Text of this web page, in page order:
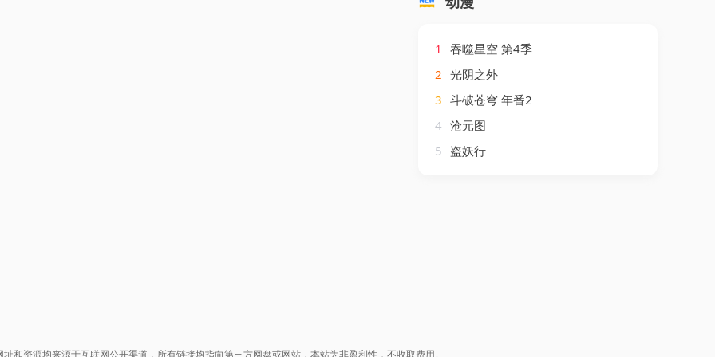
1
吞噬星空 第4季
2 光阴之外
3 斗破苍穹 年番2
4 沧元图
5 盗妖行
和资源均来源于互联网公开渠道，所有链接均指向第三方网盘或网站，本站为非盈利性，不收取费用。